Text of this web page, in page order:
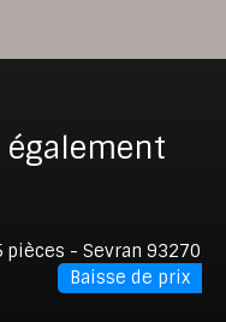
également
Baisse de prix